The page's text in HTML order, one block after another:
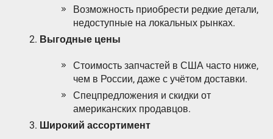
Возможность приобрести редкие детали,
недоступные на локальных рынках.
Выгодные цены
Стоимость запчастей в США часто ниже,
чем в России, даже с учётом доставки.
Спецпредложения и скидки от
американских продавцов.
Широкий ассортимент